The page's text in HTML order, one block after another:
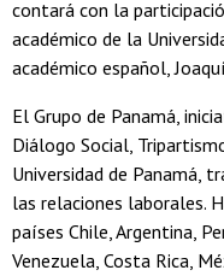
contará con la
académico de la
académico español,
El Grupo de Panamá,
Diálogo Social,
Universidad de Panamá,
las relaciones laborales.
países Chile, Argentina,
Venezuela, Costa Rica,